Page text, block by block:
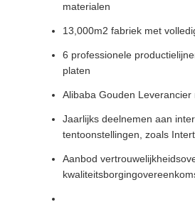
materialen
13,000m2 fabriek met
6 professionele
platen
Alibaba Gouden Leverancier
Jaarlijks deelnemen aan
tentoonstellingen, zoals
Aanbod